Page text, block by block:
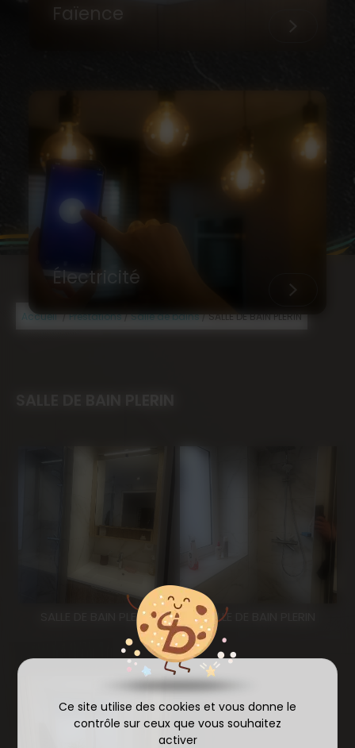
Ce site utilise des cookies et vous donne le
contrôle sur ceux que vous souhaitez
activer
Faïence
Électricité
Accueil/Prestations/Salle de bains/SALLE DE BAIN PLERIN
SALLE DE BAIN PLERIN SALLE DE BAIN PLERIN